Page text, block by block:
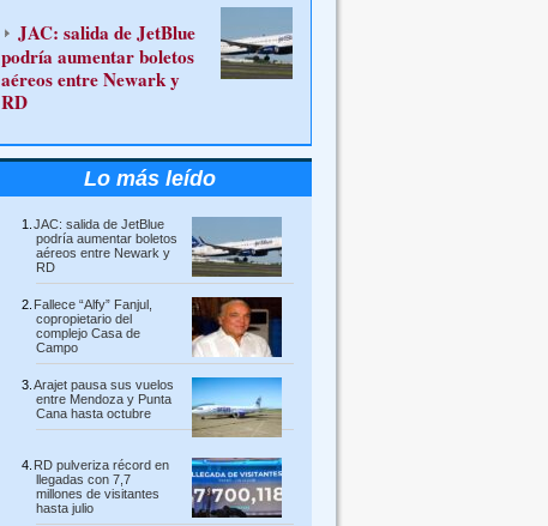
JAC: salida de JetBlue
podría aumentar boletos
aéreos entre Newark y
RD
Lo más leído
JAC: salida de JetBlue
podría aumentar boletos
aéreos entre Newark y
RD
Fallece “Alfy” Fanjul,
copropietario del
complejo Casa de
Campo
Arajet pausa sus vuelos
entre Mendoza y Punta
Cana hasta octubre
RD pulveriza récord en
llegadas con 7,7
millones de visitantes
hasta julio